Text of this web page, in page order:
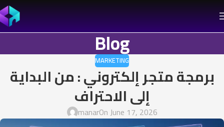
Blog
MARKETING
برمجة متجر إلكتروني : من البداية
إلى الاحتراف
manarOn June 17, 2026